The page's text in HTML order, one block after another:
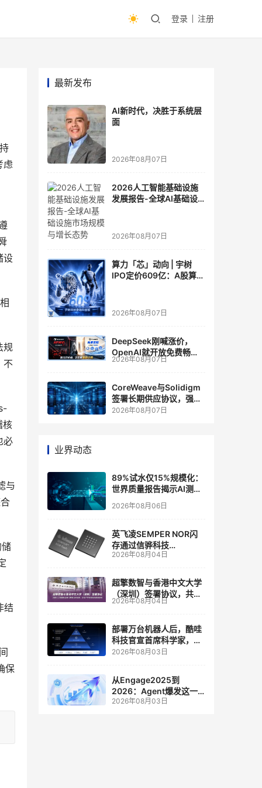
登录 注册
虑
设
规
不
核
必
与
结
保
最新发布
AI新时代，决胜于系统层
面
2026年08月07日
2026人工智能基础设施
发展报告-全球AI基础设
2026年08月07日
算力「芯」动向 | 宇树
IPO定价609亿：A股算力
2026年08月07日
DeepSeek刚喊涨价，
OpenAI就开放免费畅
聊？大模型定价的平行宇
2026年08月07日
CoreWeave与Solidigm
签署长期供应协议，强化
一体化人工智能云平台
2026年08月07日
业界动态
89%试水仅15%规模化：
世界质量报告揭示AI测
试"落地鸿沟"
2026年08月06日
英飞凌SEMPER NOR闪
存通过信骅科技
AST2700 BMC认证，全
管理
2026年08月04日
超擎数智与香港中文大学
（深圳）签署协议，共建
人工智能和边缘计算联合
2026年08月04日
部署万台机器人后，酷哇
科技官宣首席科学家，要
让世界模型交付生产力
2026年08月03日
从Engage2025到
2026：Agent爆发这一
年，AI CRM 走到哪了
2026年08月03日